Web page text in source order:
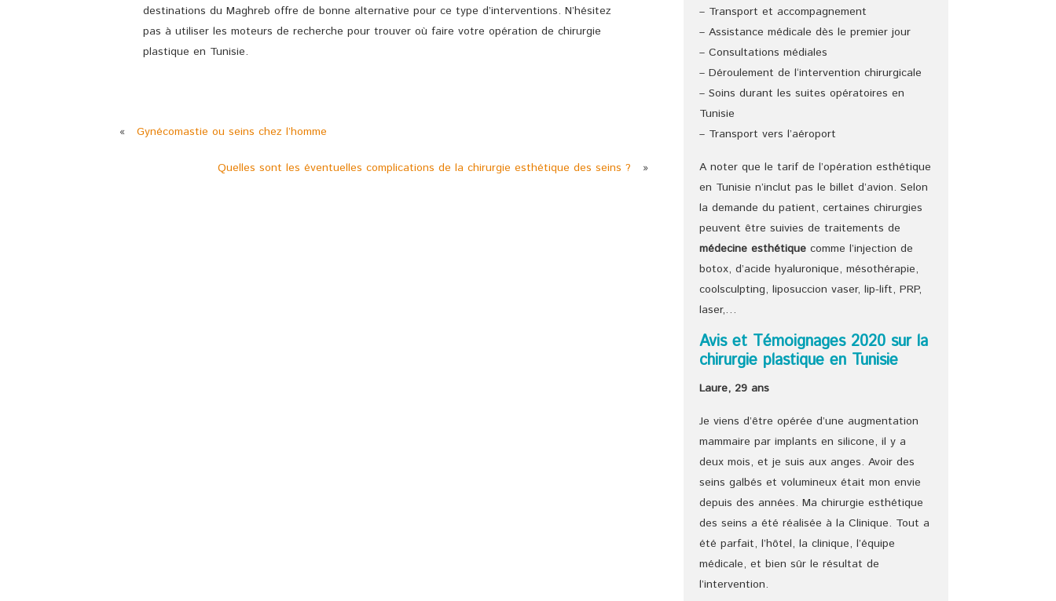
destinations du Maghreb offre de bonne alternative pour ce type d’interventions. N’hésitez
pas à utiliser les moteurs de recherche pour trouver où faire votre opération de chirurgie
plastique en Tunisie.
« Gynécomastie ou seins chez l’homme
Quelles sont les éventuelles complications de la chirurgie esthétique des seins ? »
– Transport et accompagnement
– Assistance médicale dès le premier jour
– Consultations médiales
– Déroulement de l‘intervention chirurgicale
– Soins durant les suites opératoires en
Tunisie
– Transport vers l’aéroport
A noter que le tarif de l’opération esthétique
en Tunisie n’inclut pas le billet d’avion. Selon
la demande du patient, certaines chirurgies
peuvent être suivies de traitements de
médecine esthétique comme l’injection de
botox, d’acide hyaluronique, mésothérapie,
coolsculpting, liposuccion vaser, lip-lift, PRP,
laser,…
Avis et Témoignages 2020 sur la
chirurgie plastique en Tunisie
Laure, 29 ans
Je viens d’être opérée d’une augmentation
mammaire par implants en silicone, il y a
deux mois, et je suis aux anges. Avoir des
seins galbés et volumineux était mon envie
depuis des années. Ma chirurgie esthétique
des seins a été réalisée à la Clinique. Tout a
été parfait, l’hôtel, la clinique, l’équipe
médicale, et bien sûr le résultat de
l’intervention.